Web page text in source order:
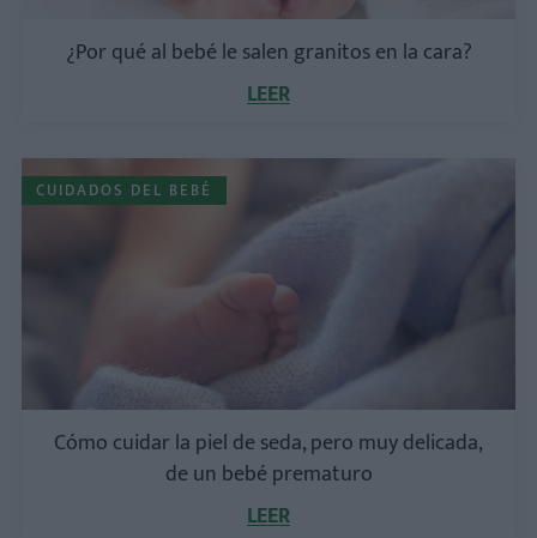
¿Por qué al bebé le salen granitos en la cara?
LEER
CUIDADOS DEL BEBÉ
Cómo cuidar la piel de seda, pero muy delicada,
de un bebé prematuro
LEER